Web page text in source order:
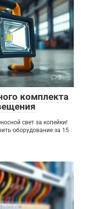
0
комплекта
свет за копейки!
оборудование за 15